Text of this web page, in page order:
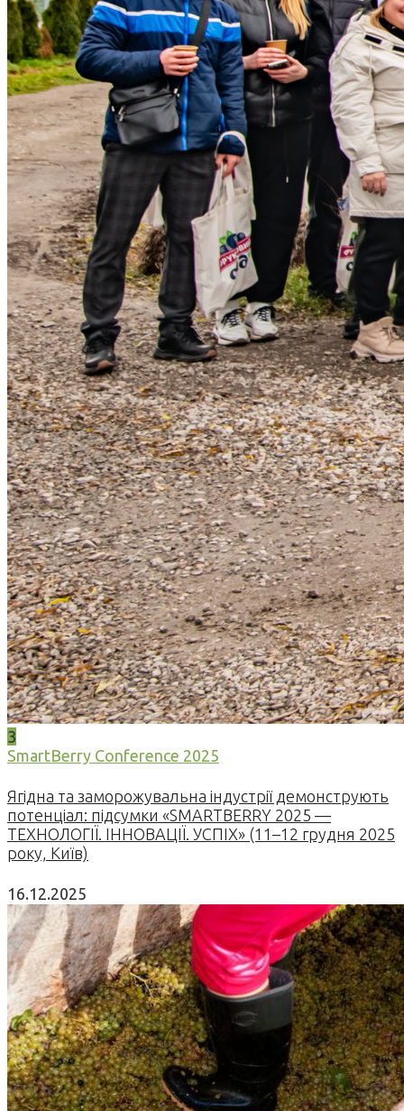
3
SmartBerry Conference 2025
Ягідна та заморожувальна індустрії демонструють
потенціал: підсумки «SMARTBERRY 2025 —
ТЕХНОЛОГІЇ. ІННОВАЦІЇ. УСПІХ» (11–12 грудня 2025
року, Київ)
16.12.2025